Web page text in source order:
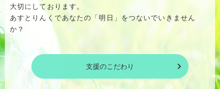
大切にしております。
あすとりんくであなたの「明日」をつないでいきません
か？
支援のこだわり